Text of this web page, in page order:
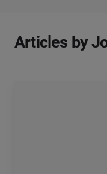
Articles by